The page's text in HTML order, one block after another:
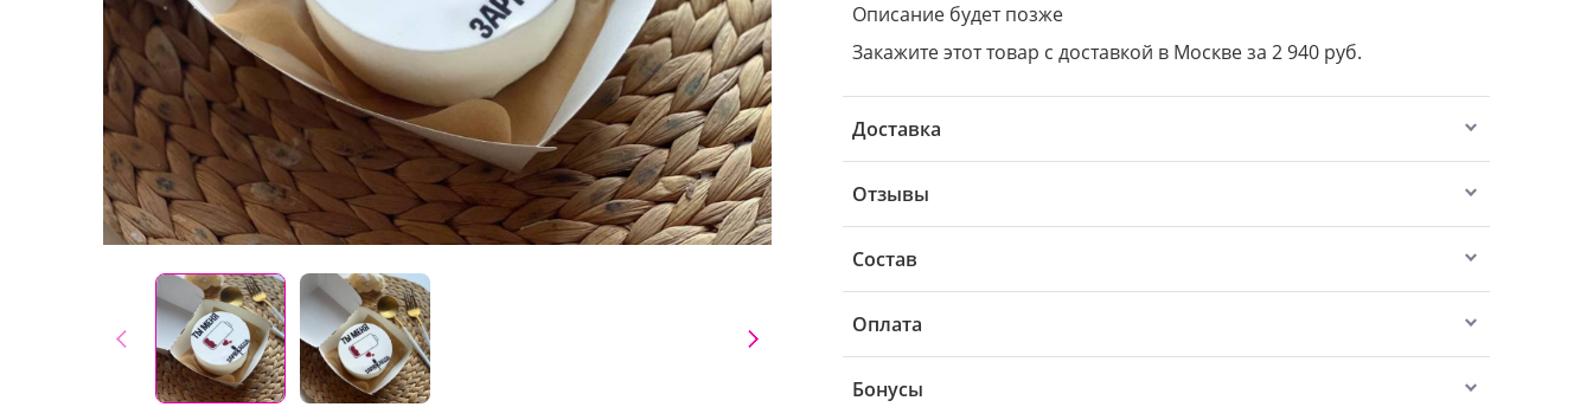
Описание будет позже
Закажите этот товар с доставкой в Москве за 2 940 руб.
Доставка
Отзывы
Состав
Оплата
Бонусы